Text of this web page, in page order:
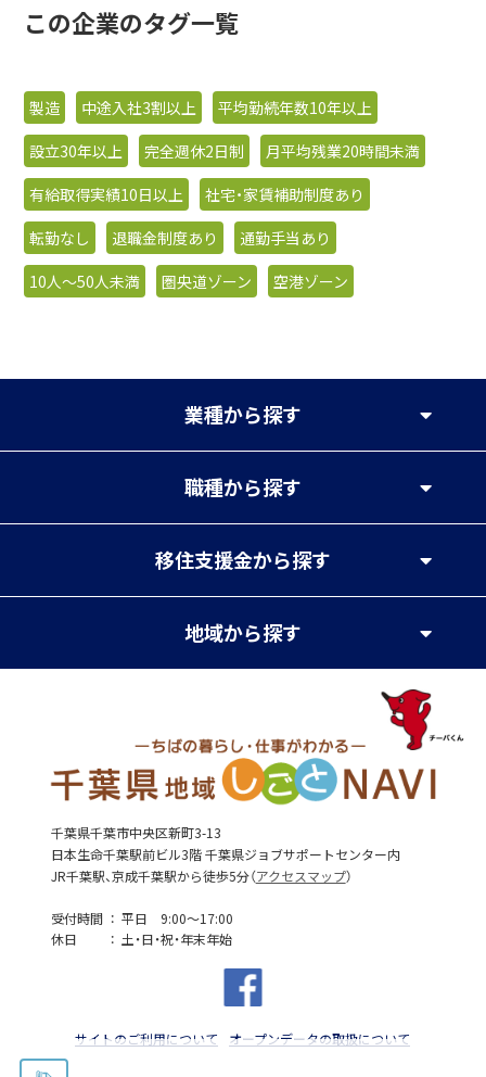
この企業のタグ一覧
製造 中途入社3割以上
平均勤続年数10年以上
設立30年以上
完全週休2日制
月平均残業20時間未満
有給取得実績10日以上
社宅・家賃補助制度あり
転勤なし
退職金制度あり
通勤手当あり
10人〜50人未満
圏央道ゾーン 空港ゾーン
業種から探す
職種から探す
移住支援金から探す
地域から探す
千葉県千葉市中央区新町3-13
日本生命千葉駅前ビル3階 千葉県ジョブサポートセンター内
JR千葉駅、京成千葉駅から徒歩5分（アクセスマップ）
受付時間
平日 9:00～17:00
休日
土・日・祝・年末年始
サイトのご利用について オープンデータの取扱について